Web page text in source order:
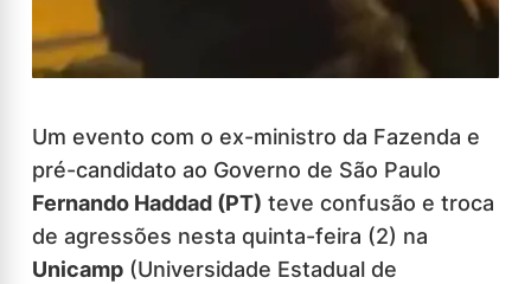
Um evento com o ex-ministro da Fazenda e
pré-candidato ao Governo de São Paulo
Fernando Haddad (PT) teve confusão e troca
de agressões nesta quinta-feira (2) na
Unicamp (Universidade Estadual de